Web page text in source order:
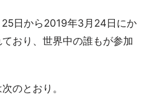
日から2019年3月24日にか
おり、世界中の誰もが参加
のとおり。